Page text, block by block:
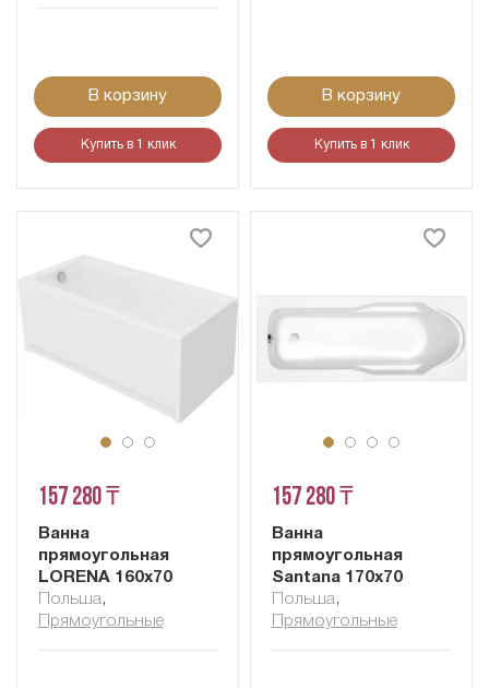
В корзину
Купить в 1 клик
В корзину
Купить в 1 клик
157 280 ₸
Ванна
прямоугольная
LORENA 160x70
Польша,
Прямоугольные
157 280 ₸
Ванна
прямоугольная
Santana 170x70
Польша,
Прямоугольные